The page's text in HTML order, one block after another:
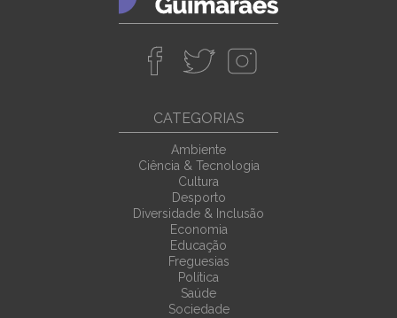
CATEGORIAS
Ambiente
Ciência & Tecnologia
Cultura
Desporto
Diversidade & Inclusão
Economia
Educação
Freguesias
Política
Saúde
Sociedade